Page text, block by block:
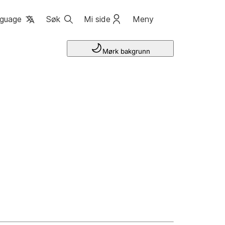
Søk Mi side Meny
Mørk bakgrunn